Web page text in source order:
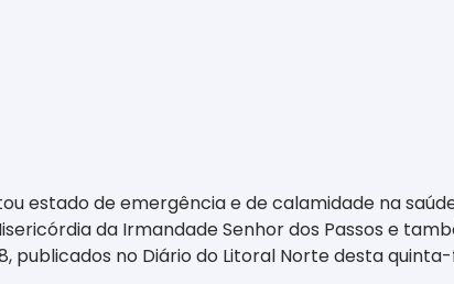
estado de emergência e de calamidade na
da Irmandade Senhor dos Passos e
publicados no Diário do Litoral Norte desta quinta-